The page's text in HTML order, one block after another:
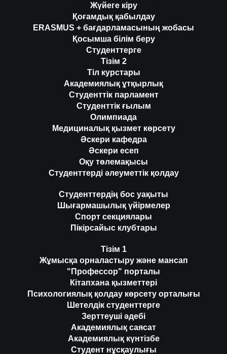
Жүйеге кіру
Қоғамдық қабылдау
ERASMUS + бағдарламасының жобасы
Қосымша білім беру
Студенттерге
Тізім 2
Тіл курстары
Академиялық ұтқырлық
Студенттік парламент
Студенттік ғылым
Олимпиада
Медициналық қызмет көрсету
Әскери кафедра
Әскери есеп
Оқу төлемақысы
Студенттерді әлеуметтік қолдау
Студенттердің бос уақыты
Шығармашылық үйірмелер
Спорт секциялары
Пікірсайыс клубтары
Тізім 1
Жұмысқа орналастыру және мансап
"Профессор" порталы
Кітапхана қызметтері
Психологиялық қолдау көрсету орталығы
Шетелдік студенттерге
Зерттеуші әдебі
Академиялық саясат
Академиялық күнтізбе
Студент нұсқаулығы